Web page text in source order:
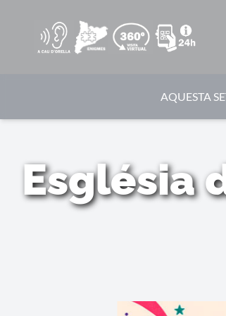
AQUESTA
Església